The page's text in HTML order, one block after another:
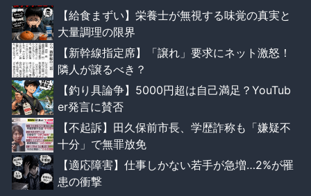
【給食まずい】栄養士が無視する味覚の真実と
大量調理の限界
【新幹線指定席】「譲れ」要求にネット激怒！
隣人が譲るべき？
【釣り具論争】5000円超は自己満足？YouTub
er発言に賛否
【不起訴】田久保前市長、学歴詐称も「嫌疑不
十分」で無罪放免
【適応障害】仕事しかない若手が急増…2%が罹
患の衝撃